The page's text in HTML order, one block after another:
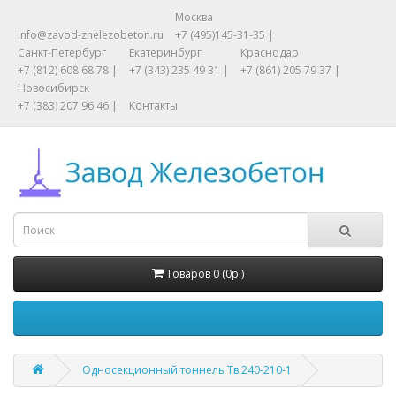
info@zavod-zhelezobeton.ru
Москва
+7 (495)145-31-35 |
Санкт-Петербург
+7 (812) 608 68 78 |
Екатеринбург
+7 (343) 235 49 31 |
Краснодар
+7 (861) 205 79 37 |
Новосибирск
+7 (383) 207 96 46 |
Контакты
Товаров 0 (0р.)
Односекционный тоннель Тв 240-210-1